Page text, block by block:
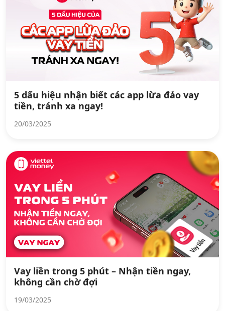
5 dấu hiệu nhận biết các app lừa đảo vay
tiền, tránh xa ngay!
20/03/2025
Vay liền trong 5 phút – Nhận tiền ngay,
không cần chờ đợi
19/03/2025